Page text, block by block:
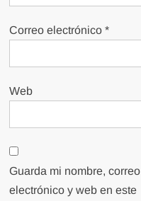
Correo electrónico*
Web
Guarda mi nombre, correo
electrónico y web en este